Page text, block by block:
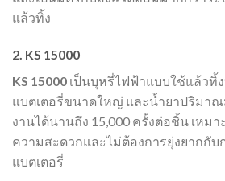
แล้วทิ้ง
2. KS 15000
KS 15000 เป็นบุหรี่ไฟฟ้าแบบใช้แล้วทิ้
แบตเตอรี่ขนาดใหญ่ และน้ำยาปริมา
งานได้นานถึง 15,000 ครั้งต่อชิ้น เหม
ความสะดวกและไม่ต้องการยุ่งยากกับ
แบตเตอรี่